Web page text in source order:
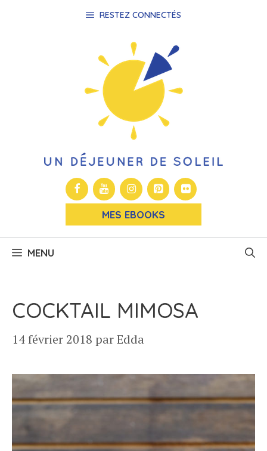
RESTEZ CONNECTÉS
MES EBOOKS
MENU
COCKTAIL MIMOSA
14 février 2018 parEdda